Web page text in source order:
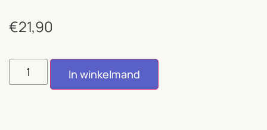
€21,90
In winkelmand